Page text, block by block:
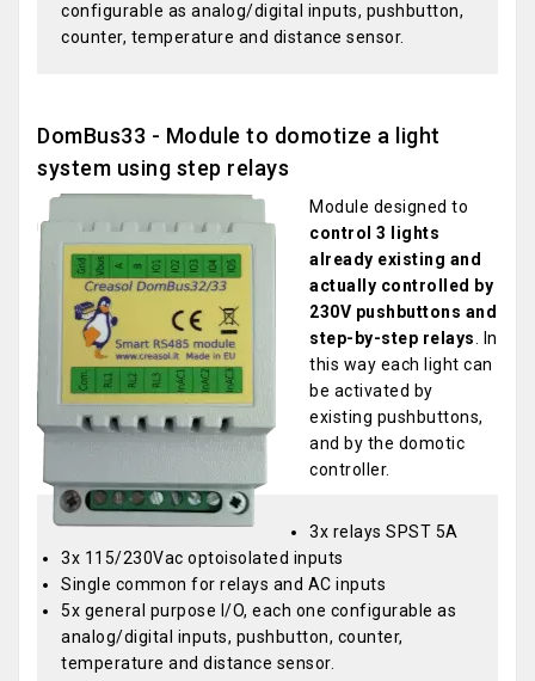
configurable as analog/digital inputs, pushbutton,
counter, temperature and distance sensor.
DomBus33 - Module to domotize a light
system using step relays
Module designed to
control 3 lights
already existing and
actually controlled by
230V pushbuttons and
step-by-step relays. In
this way each light can
be activated by
existing pushbuttons,
and by the domotic
controller.
3x relays SPST 5A
3x 115/230Vac optoisolated inputs
Single common for relays and AC inputs
5x general purpose I/O, each one configurable as
analog/digital inputs, pushbutton, counter,
temperature and distance sensor.